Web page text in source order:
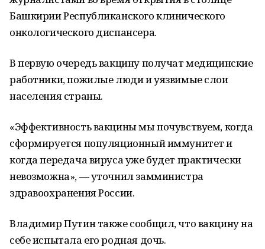
Башкирии Республиканского клинического
онкологического диспансера.
В первую очередь вакцину получат медицинские
работники, пожилые люди и уязвимые слои
населения страны.
«Эффективность вакцины мы почувствуем, когда
сформируется популяционный иммунитет и
когда передача вируса уже будет практически
невозможна», — уточнил замминистра
здравоохранения России.
Владимир Путин также сообщил, что вакцину на
себе испытала его родная дочь.